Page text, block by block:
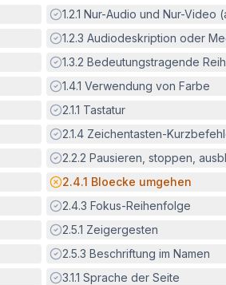
Erfüllt:
1.2.1 Nur-Audio und Nur-Video
Erfüllt:
1.2.3 Audiodeskription oder
Erfüllt:
1.3.2 Bedeutungstragende
Erfüllt:
1.4.1 Verwendung von Farbe
Erfüllt:
2.1.1 Tastatur
Erfüllt:
2.1.4 Zeichentasten-
Erfüllt:
2.2.2 Pausieren, stoppen,
Potenzielle Barriere:
2.4.1 Bloecke umgehen
Erfüllt:
2.4.3 Fokus-Reihenfolge
Erfüllt:
2.5.1 Zeigergesten
Erfüllt:
2.5.3 Beschriftung im Namen
Erfüllt:
3.1.1 Sprache der Seite